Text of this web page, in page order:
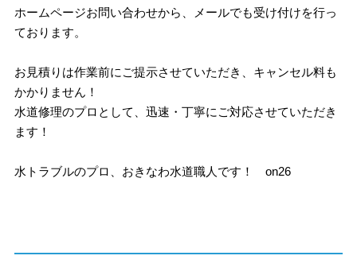
ホームページお問い合わせから、メールでも受け付けを行っ
ております。
お見積りは作業前にご提示させていただき、キャンセル料も
かかりません！
水道修理のプロとして、迅速・丁寧にご対応させていただき
ます！
水トラブルのプロ、おきなわ水道職人です！ on26